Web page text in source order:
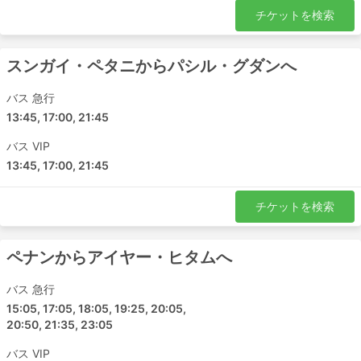
チケットを検索
スンガイ・ペタニからパシル・グダンへ
バス 急行
13:45, 17:00, 21:45
バス VIP
13:45, 17:00, 21:45
チケットを検索
ペナンからアイヤー・ヒタムへ
バス 急行
15:05, 17:05, 18:05, 19:25, 20:05,
20:50, 21:35, 23:05
バス VIP